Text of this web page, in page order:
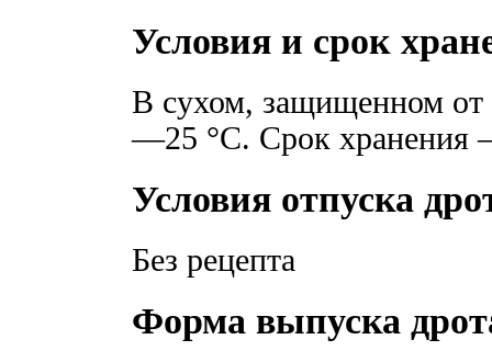
Условия и срок
В сухом, защищенном от
—25 °С. Срок хранения
Условия отпуска
Без рецепта
Форма выпуска